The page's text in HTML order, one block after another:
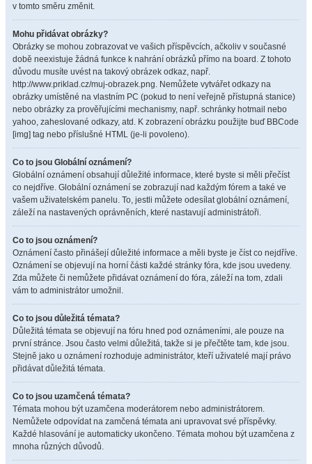
v tomto směru změnit.
Mohu přidávat obrázky?
Obrázky se mohou zobrazovat ve vašich příspěvcích, ačkoliv v současné
době neexistuje žádná funkce k nahrání obrázků přímo na board. Z tohoto
důvodu musíte uvést na takový obrázek odkaz, např.
http://www.priklad.cz/muj-obrazek.png. Nemůžete vytvářet odkazy na
obrázky umístěné na vlastním PC (pokud to není veřejně přístupná stanice)
nebo obrázky za prověřujícími mechanismy, např. schránky hotmail nebo
yahoo, zaheslované odkazy, atd. K zobrazení obrázku použijte buď BBCode
[img] tag nebo příslušné HTML (je-li povoleno).
Co to jsou Globální oznámení?
Globální oznámení obsahují důležité informace, které byste si měli přečíst
co nejdříve. Globální oznámení se zobrazují nad každým fórem a také ve
vašem uživatelském panelu. To, jestli můžete odesílat globální oznámení,
záleží na nastavených oprávněních, které nastavují administrátoři.
Co to jsou oznámení?
Oznámení často přinášejí důležité informace a měli byste je číst co nejdříve.
Oznámení se objevují na horní části každé stránky fóra, kde jsou uvedeny.
Zda můžete či nemůžete přidávat oznámení do fóra, záleží na tom, zdali
vám to administrátor umožnil.
Co to jsou důležitá témata?
Důležitá témata se objevují na fóru hned pod oznámeními, ale pouze na
první stránce. Jsou často velmi důležitá, takže si je přečtěte tam, kde jsou.
Stejně jako u oznámení rozhoduje administrátor, kteří uživatelé mají právo
přidávat důležitá témata.
Co to jsou uzamčená témata?
Témata mohou být uzamčena moderátorem nebo administrátorem.
Nemůžete odpovídat na zamčená témata ani upravovat své příspěvky.
Každé hlasování je automaticky ukončeno. Témata mohou být uzamčena z
mnoha různých důvodů.